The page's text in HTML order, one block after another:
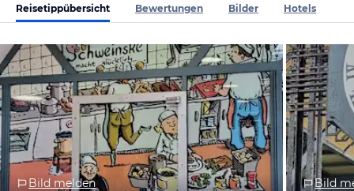
Reisetippübersicht Bewertungen Bilder Hotels
Bild melden Bild